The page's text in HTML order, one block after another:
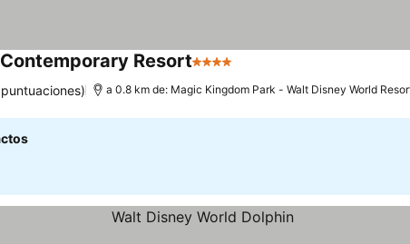
Resort4 Estrellas
a 0.8 km de: Magic Kingdom Park - Walt Disney World